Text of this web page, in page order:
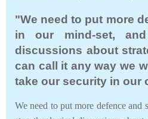
"We need to put more
in our mind-set,
discussions about
can call it any way we
take our security in our
We need to put more defence and